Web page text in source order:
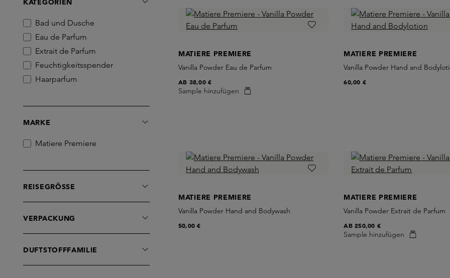
KATEGORIEN
Bad und Dusche
Eau de Parfum
Extrait de Parfum
Feuchtigkeitsspender
Haarparfum
MARKE
Matiere Premiere
REISEGRÖSSE
VERPACKUNG
DUFTSTOFFFAMILIE
MATIERE PREMIERE
Vanilla Powder Eau de Parfum
Sample hinzufügen
AB 38,00 €
MATIERE PREMIERE
Vanilla Powder Hand and
60,00 €
MATIERE PREMIERE
Vanilla Powder Hand and Bodywash
50,00 €
MATIERE PREMIERE
Vanilla Powder Extrait de Parfum
Sample hinzufügen
AB250,00 €